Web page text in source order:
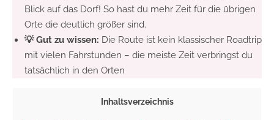
Blick auf das Dorf! So hast du mehr Zeit für die übrigen
Orte die deutlich größer sind.
💡 Gut zu wissen: Die Route ist kein klassischer Roadtrip
mit vielen Fahrstunden – die meiste Zeit verbringst du
tatsächlich in den Orten
Inhaltsverzeichnis